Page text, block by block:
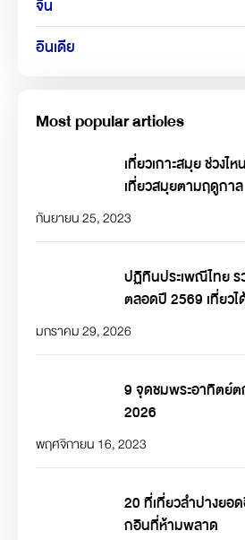
จีน
อินเดีย
Most popular articles
เที่ยวเกาะสมุย ช่วง
เที่ยวสมุยตามฤดูกาล
กันยายน 25, 2023
ปฏิทินประเพณีไทย
ตลอดปี 2569 เที่ยว
มกราคม 29, 2026
9 จุดชมพระอาทิตย์
2026
พฤศจิกายน 16, 2023
20 ที่เที่ยวลำปางยอ
กอินที่ห้ามพลาด